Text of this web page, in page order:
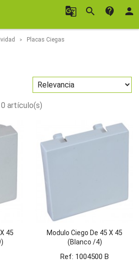
g_translate search contact_support person
Placas Ciegas
artículo(s)
45
Modulo Ciego De 45 X 45
(Blanco /4)
Ref: 1004500 B